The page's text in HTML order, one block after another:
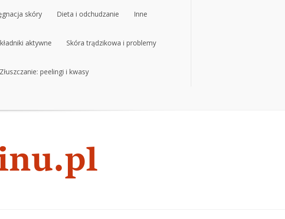
skóry
skóry
Dieta i odchudzanie
Dieta i odchudzanie
Inne
Inne
aktywne
aktywne
Skóra trądzikowa i problemy
Skóra trądzikowa i problemy
Złuszczanie: peelingi i kwasy